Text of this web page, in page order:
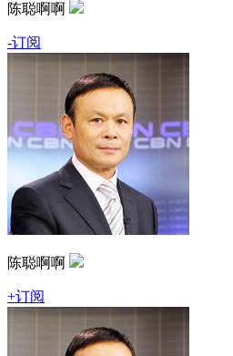
陈聪啊啊
-订阅
陈聪啊啊
+订阅